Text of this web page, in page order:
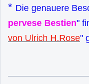
* Die genauere
pervese Bestien"
von Ulrich H.Rose"